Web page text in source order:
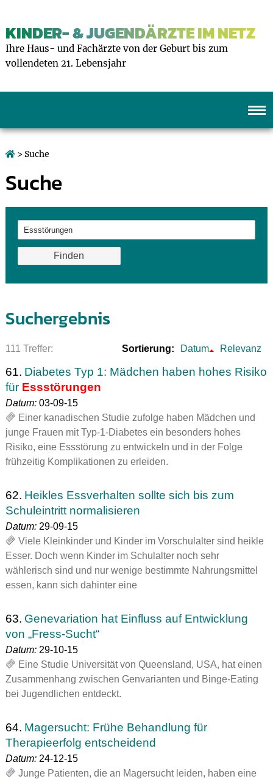
KINDER- & JUGENDÄRZTE IM NETZ
Ihre Haus- und Fachärzte von der Geburt bis zum
vollendeten 21. Lebensjahr
> Suche
Suche
Suchergebnis
111 Treffer: Sortierung: Datum Relevanz
61. Diabetes Typ 1: Mädchen haben hohes Risiko
für Essstörungen
Datum:03-09-15
Einer kanadischen Studie zufolge haben Mädchen und
junge Frauen mit Typ-1-Diabetes ein besonders hohes
Risiko, eine Essstörung zu entwickeln und in der Folge
frühzeitig Komplikationen zu erleiden.
62. Heikles Essverhalten sollte sich bis zum
Schuleintritt normalisieren
Datum:29-09-15
Viele Kleinkinder und Kinder im Vorschulalter sind heikle
Esser. Doch wenn Kinder im Schulalter noch sehr
wählerisch sind und nur wenige bestimmte Nahrungsmittel
essen, kann sich dahinter eine
63. Genevariation hat Einfluss auf Entwicklung
von „Fress-Sucht“
Datum:29-10-15
Eine Studie Universität von Queensland, USA, hat einen
Zusammenhang zwischen Genvarianten und Binge-Eating
bei Jugendlichen entdeckt.
64. Magersucht: Frühe Behandlung für
Therapieerfolg entscheidend
Datum:24-12-15
Junge Patienten, die an Magersucht leiden, haben eine